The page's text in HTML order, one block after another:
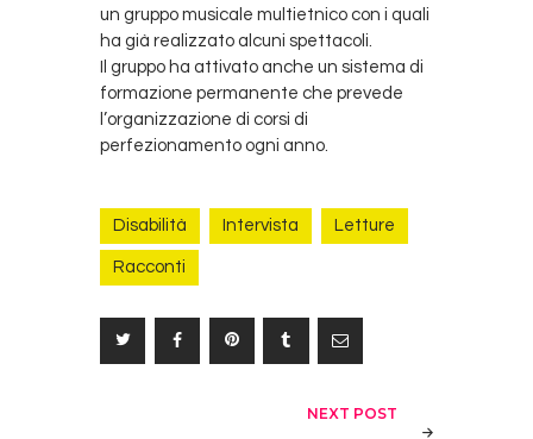
un gruppo musicale multietnico con i quali
ha già realizzato alcuni spettacoli.
Il gruppo ha attivato anche un sistema di
formazione permanente che prevede
l’organizzazione di corsi di
perfezionamento ogni anno.
Disabilità Intervista Letture
Racconti
NEXT POST